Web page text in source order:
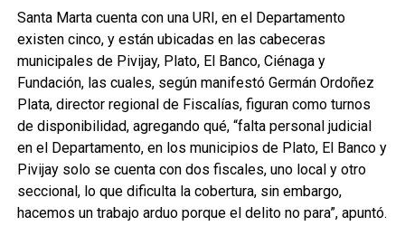
Santa Marta cuenta con una URI, en el Departamento
existen cinco, y están ubicadas en las cabeceras
municipales de Pivijay, Plato, El Banco, Ciénaga y
Fundación, las cuales, según manifestó Germán Ordoñez
Plata, director regional de Fiscalías, figuran como turnos
de disponibilidad, agregando qué, “falta personal judicial
en el Departamento, en los municipios de Plato, El Banco y
Pivijay solo se cuenta con dos fiscales, uno local y otro
seccional, lo que dificulta la cobertura, sin embargo,
hacemos un trabajo arduo porque el delito no para”, apuntó.